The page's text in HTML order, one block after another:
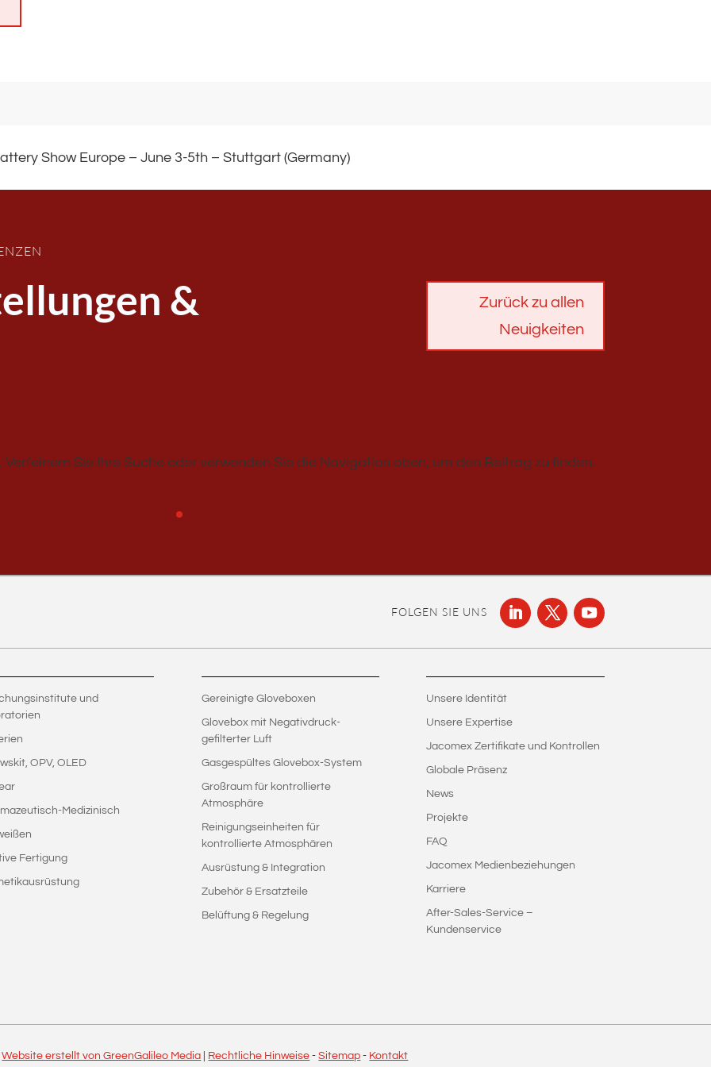
Show Europe – June 3-5th – Stuttgart (Germany)
&
Zurück zu allen
Neuigkeiten
Sie Ihre Suche oder verwenden Sie die Navigation oben, um den Beitrag zu finden.
FOLGEN SIE UNS
und
OPV, OLED
Medizinisch
Fertigung
Gereinigte Gloveboxen
Glovebox mit Negativdruck-
gefilterter Luft
Gasgespültes Glovebox-System
Großraum für kontrollierte
Atmosphäre
Reinigungseinheiten für
kontrollierte Atmosphären
Ausrüstung & Integration
Zubehör & Ersatzteile
Belüftung & Regelung
Unsere Identität
Unsere Expertise
Jacomex Zertifikate und Kontrollen
Globale Präsenz
News
Projekte
FAQ
Jacomex Medienbeziehungen
Karriere
After-Sales-Service –
Kundenservice
Website erstellt von GreenGalileo Media Rechtliche Hinweise -Sitemap - Kontakt